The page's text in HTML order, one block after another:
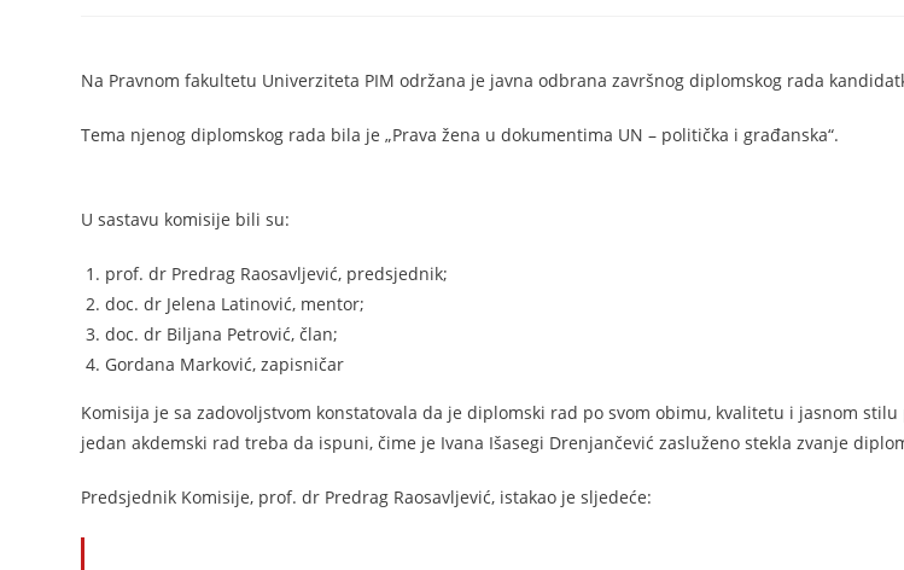
Na Pravnom fakultetu Univerziteta PIM održana je javna odbrana završnog diplomskog rada
Tema njenog diplomskog rada bila je „Prava žena u dokumentima UN – politička i građanska“.
U sastavu komisije bili su:
prof. dr Predrag Raosavljević, predsjednik;
doc. dr Jelena Latinović, mentor;
doc. dr Biljana Petrović, član;
Gordana Marković, zapisničar
Komisija je sa zadovolјstvom konstatovala da je diplomski rad po svom obimu, kvalitetu i jasnom
jedan akdemski rad treba da ispuni, čime je Ivana Išasegi Drenjančević zasluženo stekla zvanje
Predsjednik Komisije, prof. dr Predrag Raosavljević, istakao je sljedeće: